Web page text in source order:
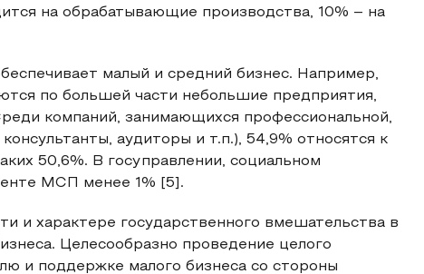
на обрабатывающие производства, 10% – на
малый и средний бизнес. Например,
по большей части небольшие предприятия,
компаний, занимающихся профессиональной,
аудиторы и т.п.), 54,9% относятся к
50,6%. В госуправлении, социальном
МСП менее 1% [5].
и характере государственного вмешательства в
Целесообразно проведение целого
и поддержке малого бизнеса со стороны